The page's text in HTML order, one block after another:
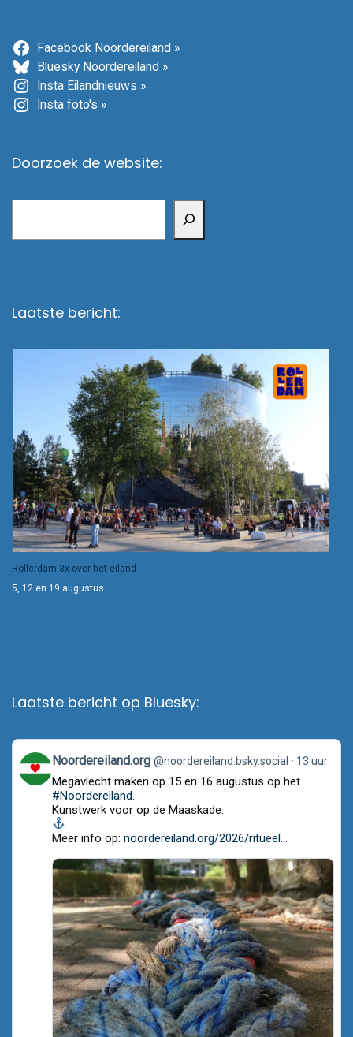
Facebook Noordereiland »
Bluesky Noordereiland »
Insta Eilandnieuws »
Insta foto's »
Doorzoek de website:
Laatste bericht:
Rollerdam 3x over het eiland
5, 12 en 19 augustus
Laatste bericht op Bluesky:
View
post
by
Noordereiland.org
Bluesky
Noordereiland.org @noordereiland.bsky.social 13 uur
Megavlecht maken op 15 en 16 augustus op het
#Noordereiland
Kunstwerk voor op de Maaskade.
Meer info op: noordereiland.org/2026/ritueel...